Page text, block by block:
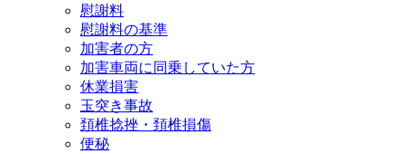
慰謝料
慰謝料の基準
加害者の方
加害車両に同乗していた方
休業損害
玉突き事故
頚椎捻挫・頚椎損傷
便秘